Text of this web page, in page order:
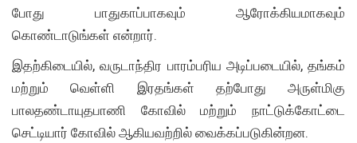
போது பாதுகாப்பாகவும் ஆரோக்கியமாகவும்
கொண்டாடுங்கள் என்றார்.
இதற்கிடையில், வருடாந்திர பாரம்பரிய அடிப்படையில், தங்கம்
மற்றும் வெள்ளி இரதங்கள் தற்போது அருள்மிகு
பாலதண்டாயுதபாணி கோவில் மற்றும் நாட்டுக்கோட்டை
செட்டியார் கோவில் ஆகியவற்றில் வைக்கப்படுகின்றன.